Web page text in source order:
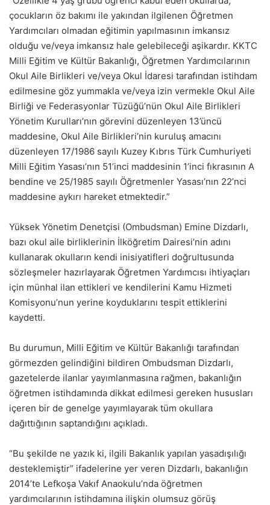
çocukların öz bakımı ile yakından ilgilenen Öğretmen
Yardımcıları olmadan eğitimin yapılmasının imkansız
olduğu ve/veya imkansız hale gelebileceği aşikardır. KKTC
Milli Eğitim ve Kültür Bakanlığı, Öğretmen Yardımcılarının
Okul Aile Birlikleri ve/veya Okul İdaresi tarafından istihdam
edilmesine göz yummakla ve/veya izin vermekle Okul Aile
Birliği ve Federasyonlar Tüzüğü’nün Okul Aile Birlikleri
Yönetim Kurulları’nın görevini düzenleyen 13’üncü
maddesine, Okul Aile Birlikleri’nin kuruluş amacını
düzenleyen 17/1986 sayılı Kuzey Kıbrıs Türk Cumhuriyeti
Milli Eğitim Yasası’nın 51’inci maddesinin 1’inci fıkrasının A
bendine ve 25/1985 sayılı Öğretmenler Yasası’nın 22’nci
maddesine aykırı hareket etmektedir.”
Yüksek Yönetim Denetçisi (Ombudsman) Emine Dizdarlı,
bazı okul aile birliklerinin İlköğretim Dairesi’nin adını
kullanarak okulların kendi inisiyatifleri doğrultusunda
sözleşmeler hazırlayarak Öğretmen Yardımcısı ihtiyaçları
için münhal ilan ettikleri ve kendilerini Kamu Hizmeti
Komisyonu’nun yerine koyduklarını tespit ettiklerini
kaydetti.
Bu durumun, Milli Eğitim ve Kültür Bakanlığı tarafından
görmezden gelindiğini bildiren Ombudsman Dizdarlı,
gazetelerde ilanlar yayımlanmasına rağmen, bakanlığın
öğretmen istihdamında dikkat edilmesi gereken hususları
içeren bir de genelge yayımlayarak tüm okullara
dağıttığının saptandığını açıkladı.
“Bu şekilde ne yazık ki, ilgili Bakanlık yapılan yasadışılığı
desteklemiştir” ifadelerine yer veren Dizdarlı, bakanlığın
2014’te Lefkoşa Vakıf Anaokulu’nda öğretmen
yardımcılarının istihdamına ilişkin olumsuz görüş